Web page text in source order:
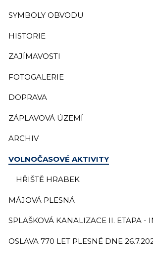
SYMBOLY OBVODU
HISTORIE
ZAJÍMAVOSTI
FOTOGALERIE
DOPRAVA
ZÁPLAVOVÁ ÚZEMÍ
ARCHIV
VOLNOČASOVÉ AKTIVITY
HŘIŠTĚ HRABEK
MÁJOVÁ PLESNÁ
SPLAŠKOVÁ KANALIZACE II. ETAPA -
OSLAVA 770 LET PLESNÉ DNE